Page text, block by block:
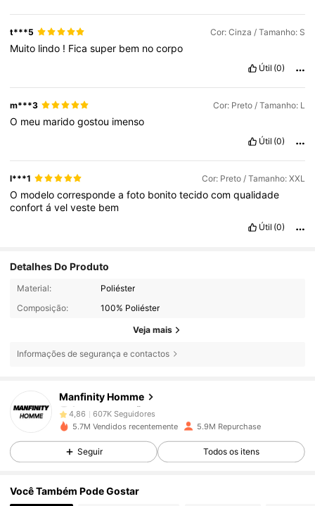
t***5 Cor: Cinza / Tamanho: S
Muito lindo ! Ficasuper bem nocorpo
Útil (0)
m***3 Cor: Preto / Tamanho: L
O meu maridogostou imenso
Útil (0)
l***1 Cor: Preto / Tamanho: XXL
O modelocorrespondeafoto bonitotecidocomqualidade
confortávelveste bem
Útil (0)
Detalhes Do Produto
Material:
Poliéster
Composição:
100% Poliéster
Veja mais
Informações de segurança e contactos
Manfinity Homme
4,86 607K Seguidores
4,86 607K Seguidores
5.7M Vendidos recentemente 5.9M Repurchase
Seguir Todos os itens
Você Também Pode Gostar